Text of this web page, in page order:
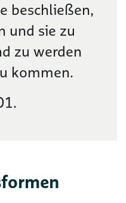
beschließen,
und sie zu
zu werden
kommen.